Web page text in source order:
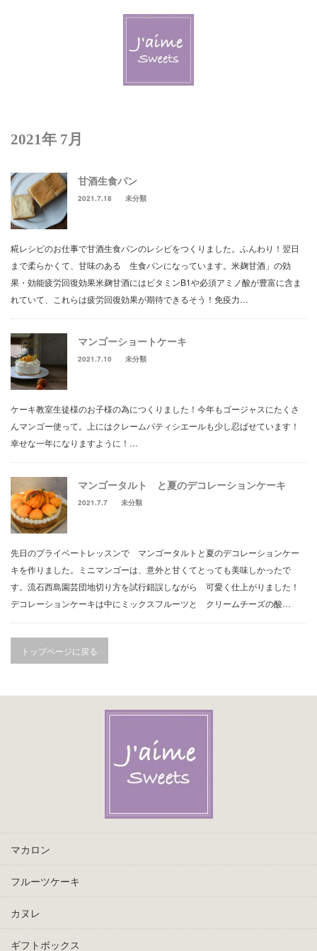
2021年 7月
甘酒生食パン
2021.7.18 未分類
糀レシピのお仕事で甘酒生食パンのレシピをつくりました。ふんわり！翌日
まで柔らかくて、甘味のある 生食パンになっています。米麹甘酒」の効
果・効能疲労回復効果米麹甘酒にはビタミンB1や必須アミノ酸が豊富に含ま
れていて、これらは疲労回復効果が期待できるそう！免疫力…
マンゴーショートケーキ
2021.7.10 未分類
ケーキ教室生徒様のお子様の為につくりました！今年もゴージャスにたくさ
んマンゴー使って。上にはクレームパティシエールも少し忍ばせています！
幸せな一年になりますように！…
マンゴータルト と夏のデコレーションケーキ
2021.7.7 未分類
先日のプライベートレッスンで マンゴータルトと夏のデコレーションケー
キを作りました。ミニマンゴーは、意外と甘くてとっても美味しかったで
す。流石西島園芸団地切り方を試行錯誤しながら 可愛く仕上がりました！
デコレーションケーキは中にミックスフルーツと クリームチーズの酸…
トップページに戻る
マカロン
フルーツケーキ
カヌレ
ギフトボックス
Lesson & Event
J’aime Blog
Contact Us
New! J’aime Deliのページ